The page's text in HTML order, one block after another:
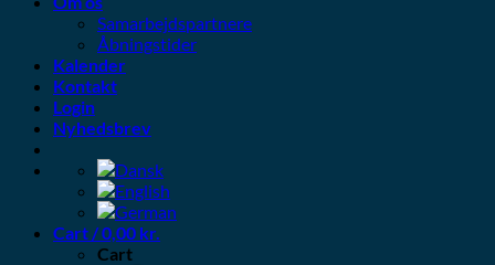
Samarbejdspartnere
Åbningstider
Kalender
Kontakt
Login
Nyhedsbrev
Cart /0,00 kr.
Cart